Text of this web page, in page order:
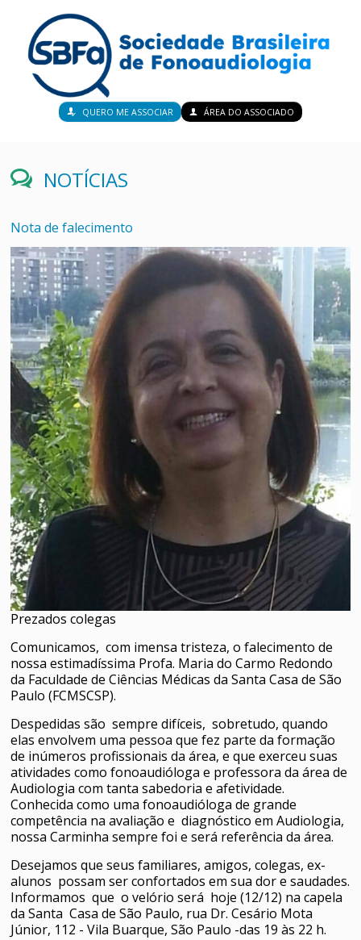
QUERO ME ASSOCIAR ÁREA DO ASSOCIADO
NOTÍCIAS
Nota de falecimento
Prezados colegas
Comunicamos, com imensa tristeza, o falecimento de
nossa estimadíssima Profa. Maria do Carmo Redondo
da Faculdade de Ciências Médicas da Santa Casa de São
Paulo (FCMSCSP).
Despedidas são sempre difíceis, sobretudo, quando
elas envolvem uma pessoa que fez parte da formação
de inúmeros profissionais da área, e que exerceu suas
atividades como fonoaudióloga e professora da área de
Audiologia com tanta sabedoria e afetividade.
Conhecida como uma fonoaudióloga de grande
competência na avaliação e diagnóstico em Audiologia,
nossa Carminha sempre foi e será referência da área.
Desejamos que seus familiares, amigos, colegas, ex-
alunos possam ser confortados em sua dor e saudades.
Informamos que o velório será hoje (12/12) na capela
da Santa Casa de São Paulo, rua Dr. Cesário Mota
Júnior, 112 - Vila Buarque, São Paulo -das 19 às 22 h.